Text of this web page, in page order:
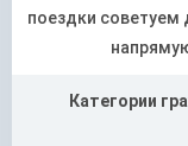
поездки
Категории